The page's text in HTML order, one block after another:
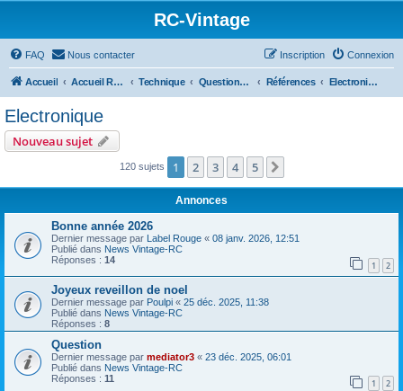
RC-Vintage
FAQ Nous contacter Connexion
Inscription
Accueil Accueil RC-Vintage Technique Questions techniques Références Electronique
Electronique
Nouveau sujet
120 sujets 1 2 3 4 5
Annonces
Bonne année 2026
Dernier message par Label Rouge « 08 janv. 2026, 12:51
Publié dans News Vintage-RC
Réponses : 14 1 2
Joyeux reveillon de noel
Dernier message par Poulpi « 25 déc. 2025, 11:38
Publié dans News Vintage-RC
Réponses : 8
Question
Dernier message par mediator3 « 23 déc. 2025, 06:01
Publié dans News Vintage-RC
Réponses : 11 1 2